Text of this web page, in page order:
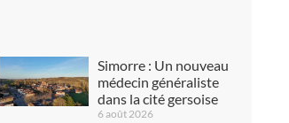
Simorre : Un nouveau
médecin généraliste
dans la cité gersoise
6 août 2026